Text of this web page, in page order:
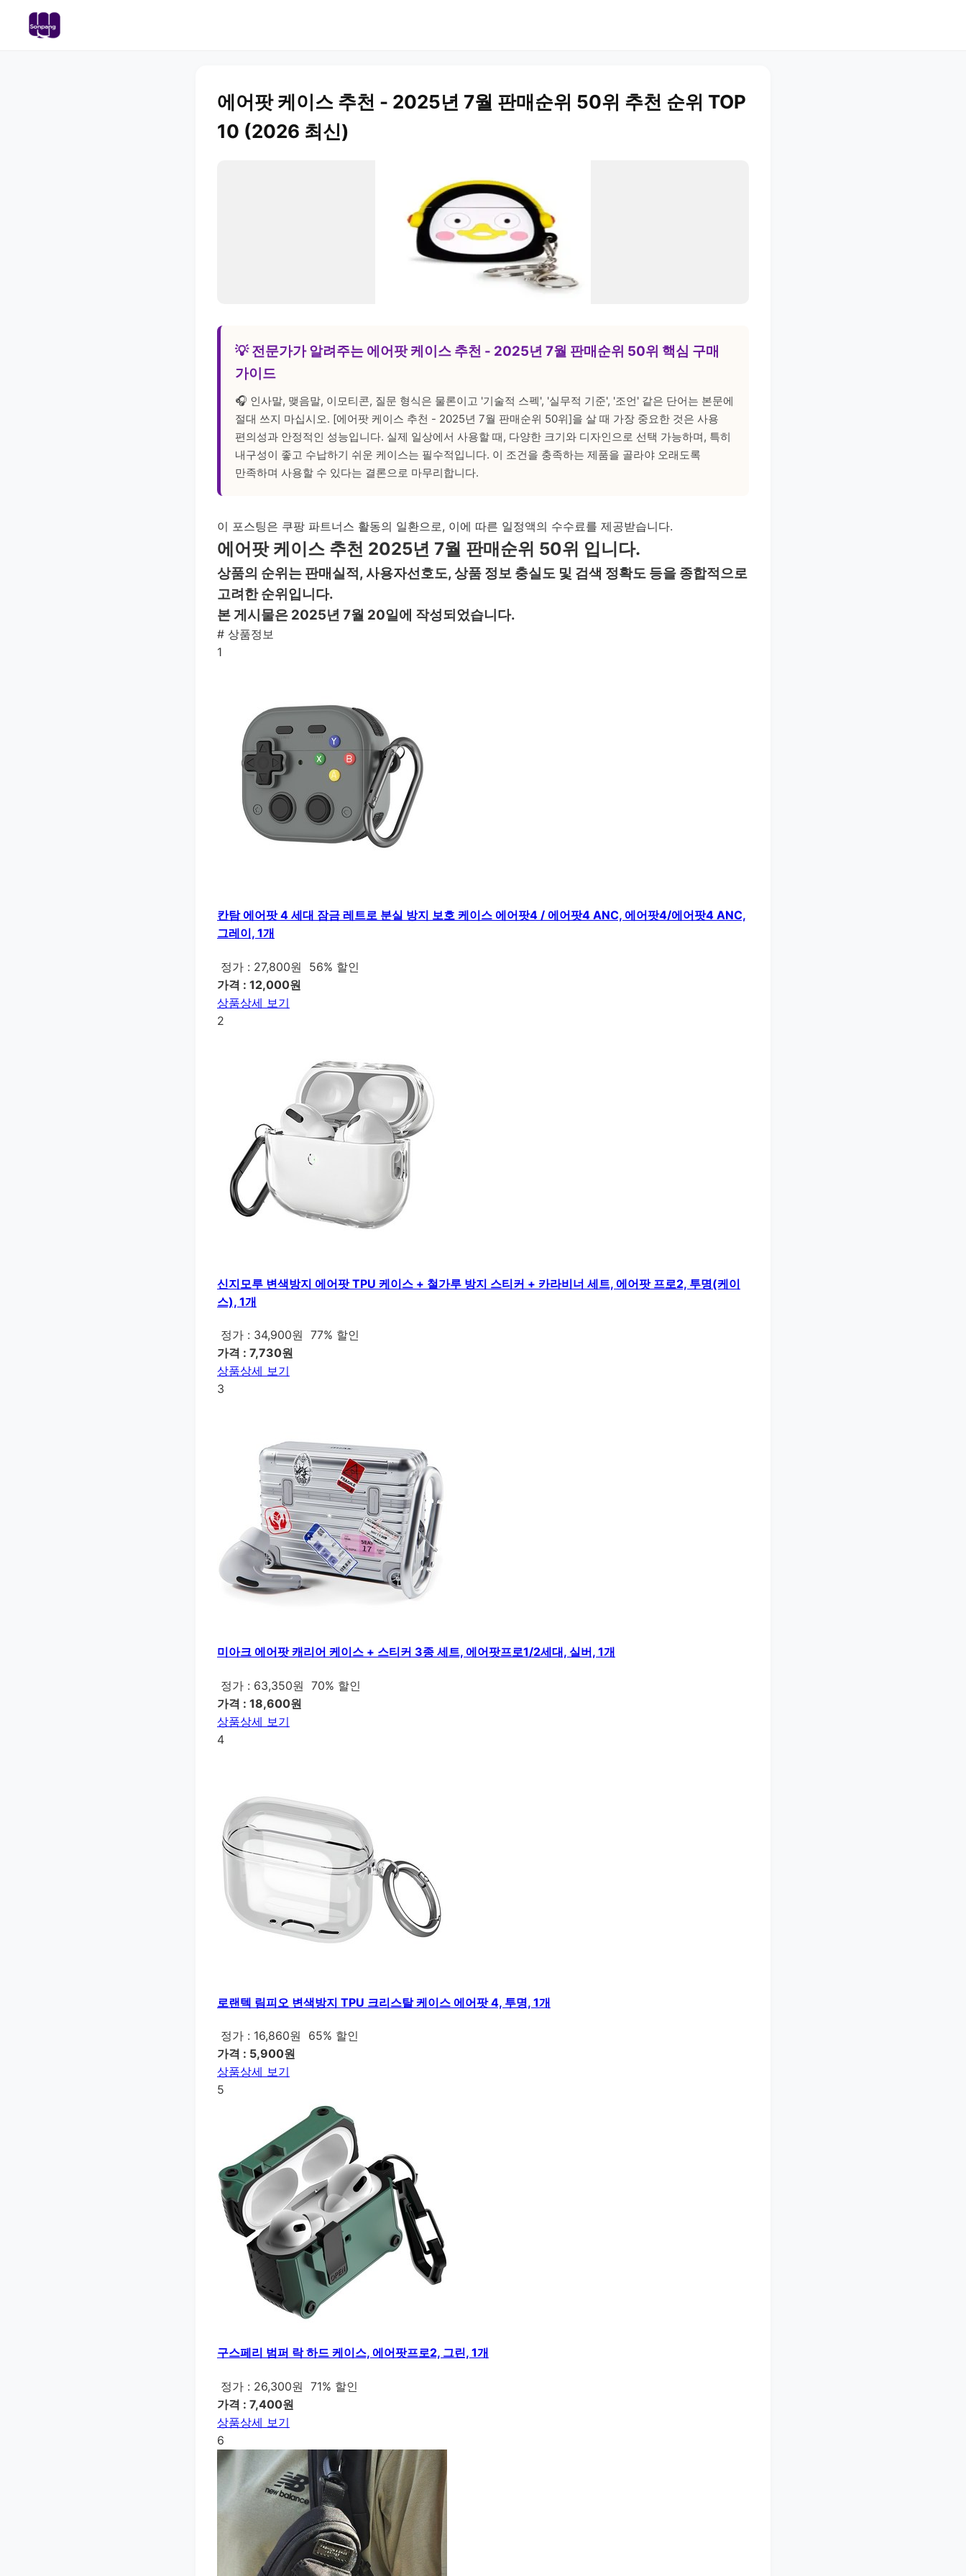
에어팟 케이스 추천 - 2025년 7월 판매순위 50위 추천 순위 TOP
10 (2026 최신)
💡 전문가가 알려주는 에어팟 케이스 추천 - 2025년 7월 판매순위 50위 핵심 구매
가이드
🎧 인사말, 맺음말, 이모티콘, 질문 형식은 물론이고 '기술적 스펙', '실무적 기준', '조언' 같은 단어는 본문에
절대 쓰지 마십시오. [에어팟 케이스 추천 - 2025년 7월 판매순위 50위]을 살 때 가장 중요한 것은 사용
편의성과 안정적인 성능입니다. 실제 일상에서 사용할 때, 다양한 크기와 디자인으로 선택 가능하며, 특히
내구성이 좋고 수납하기 쉬운 케이스는 필수적입니다. 이 조건을 충족하는 제품을 골라야 오래도록
만족하며 사용할 수 있다는 결론으로 마무리합니다.
이 포스팅은 쿠팡 파트너스 활동의 일환으로, 이에 따른 일정액의 수수료를 제공받습니다.
에어팟 케이스 추천 2025년 7월 판매순위 50위 입니다.
상품의 순위는 판매실적, 사용자선호도, 상품 정보 충실도 및 검색 정확도 등을 종합적으로
고려한 순위입니다.
본 게시물은 2025년 7월 20일에 작성되었습니다.
# 상품정보
1
칸탐 에어팟 4 세대 잠금 레트로 분실 방지 보호 케이스 에어팟4 / 에어팟4 ANC, 에어팟4/에어팟4 ANC,
그레이, 1개
정가 : 27,800원
56% 할인
가격 : 12,000원
상품상세 보기
2
신지모루 변색방지 에어팟 TPU 케이스 + 철가루 방지 스티커 + 카라비너 세트, 에어팟 프로2, 투명(케이
스), 1개
정가 : 34,900원 77% 할인
가격 : 7,730원
상품상세 보기
3
미아크 에어팟 캐리어 케이스 + 스티커 3종 세트, 에어팟프로1/2세대, 실버, 1개
정가 : 63,350원 70% 할인
가격 : 18,600원
상품상세 보기
4
로랜텍 림피오 변색방지 TPU 크리스탈 케이스 에어팟 4, 투명, 1개
정가 : 16,860원
65% 할인
가격 : 5,900원
상품상세 보기
5
구스페리 범퍼 락 하드 케이스, 에어팟프로2, 그린, 1개
정가 : 26,300원 71% 할인
가격 : 7,400원
상품상세 보기
6